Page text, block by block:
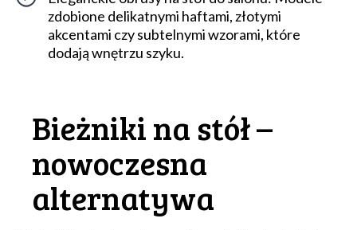
zdobione delikatnymi haftami, złotymi
akcentami czy subtelnymi wzorami, które
dodają wnętrzu szyku.
Bieżniki na stół –
nowoczesna
alternatywa